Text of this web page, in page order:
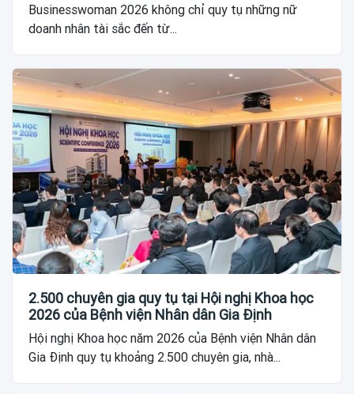
Businesswoman 2026 không chỉ quy tụ những nữ
doanh nhân tài sắc đến từ...
2.500 chuyên gia quy tụ tại Hội nghị Khoa học
2026 của Bệnh viện Nhân dân Gia Định
Hội nghị Khoa học năm 2026 của Bệnh viện Nhân dân
Gia Định quy tụ khoảng 2.500 chuyên gia, nhà...